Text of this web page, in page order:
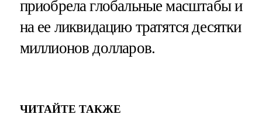
приобрела глобальные масштабы и
на ее ликвидацию тратятся десятки
миллионов долларов.
ЧИТАЙТЕ ТАКЖЕ